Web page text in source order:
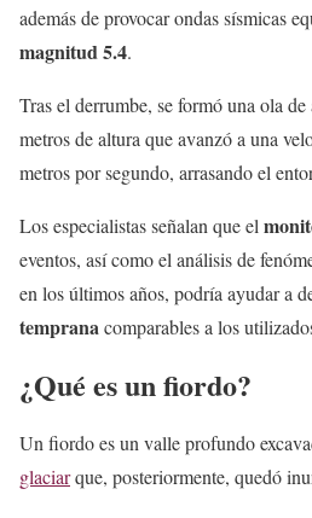
además de provocar ondas sísmicas
magnitud 5.4.
Tras el derrumbe, se formó una ola
metros de altura que avanzó a una
metros por segundo, arrasando el
Los especialistas señalan que el
eventos, así como el análisis de
en los últimos años, podría ayudar a
tempranacomparables a los
¿Qué es un fiordo?
Un fiordo es un valle profundo
glaciarque, posteriormente, quedó